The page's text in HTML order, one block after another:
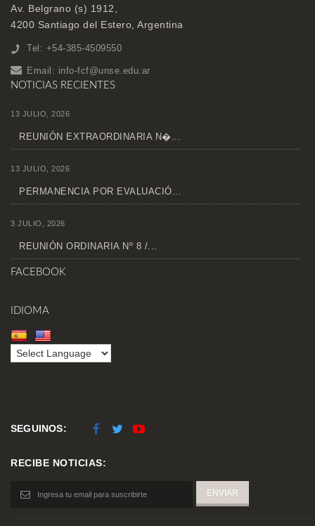
Av. Belgrano (s) 1912,
4200 Santiago del Estero, Argentina
Tel: +54-385-4509550
Email: info-fcf@unse.edu.ar
NOTICIAS RECIENTES
13 JULIO, 2026
REUNIÓN EXTRAORDINARIA N�...
13 JULIO, 2026
PERMANENCIA POR EVALUACIÓ...
3 JULIO, 2026
REUNIÓN ORDINARIA Nº 8 /...
FACEBOOK
IDIOMA
SEGUINOS:
RECIBE NOTICIAS: